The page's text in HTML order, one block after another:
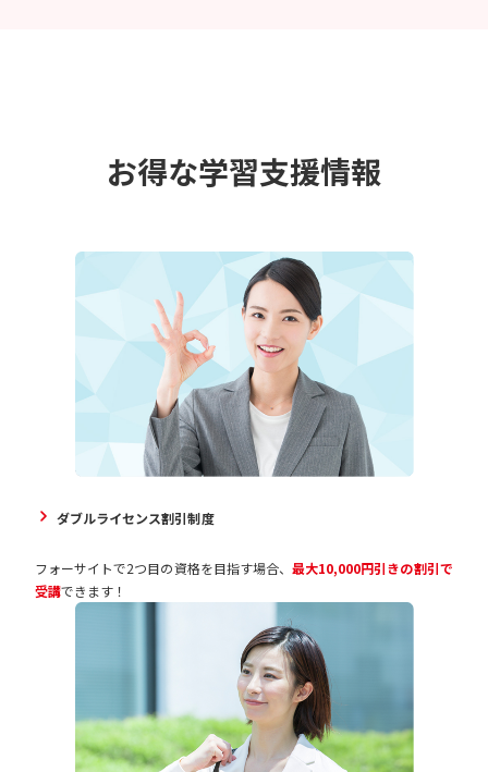
お得な学習支援情報
ダブルライセンス割引制度
フォーサイトで2つ目の資格を目指す場合、 最大10,000円引きの割引で
受講できます！